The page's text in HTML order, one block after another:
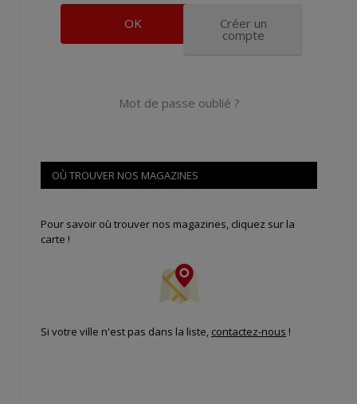
Créer un
compte
Mot de passe oublié ?
OÙ TROUVER NOS MAGAZINES
Pour savoir où trouver nos magazines, cliquez sur la
carte !
Si votre ville n'est pas dans la liste, contactez-nous !